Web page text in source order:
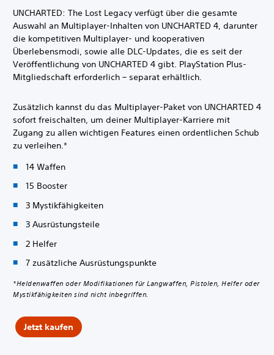
UNCHARTED: The Lost Legacy verfügt über die gesamte
Auswahl an Multiplayer-Inhalten von UNCHARTED 4, darunter
die kompetitiven Multiplayer- und kooperativen
Überlebensmodi, sowie alle DLC-Updates, die es seit der
Veröffentlichung von UNCHARTED 4 gibt. PlayStation Plus-
Mitgliedschaft erforderlich – separat erhältlich.
Zusätzlich kannst du das Multiplayer-Paket von UNCHARTED 4
sofort freischalten, um deiner Multiplayer-Karriere mit
Zugang zu allen wichtigen Features einen ordentlichen Schub
zu verleihen.*
14 Waffen
15 Booster
3 Mystikfähigkeiten
3 Ausrüstungsteile
2 Helfer
7 zusätzliche Ausrüstungspunkte
*Heldenwaffen oder Modifikationen für Langwaffen, Pistolen, Helfer oder
Mystikfähigkeiten sind nicht inbegriffen.
Jetzt kaufen